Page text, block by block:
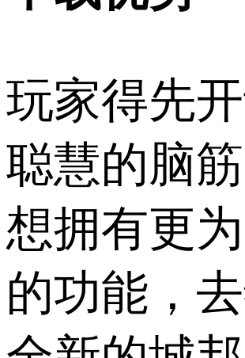
玩家得先
聪慧的脑
想拥有更
的功能，